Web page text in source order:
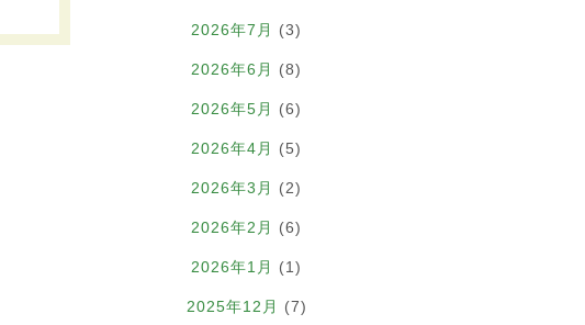
2026年7月 (3)
2026年6月 (8)
2026年5月 (6)
2026年4月 (5)
2026年3月 (2)
2026年2月 (6)
2026年1月 (1)
2025年12月 (7)